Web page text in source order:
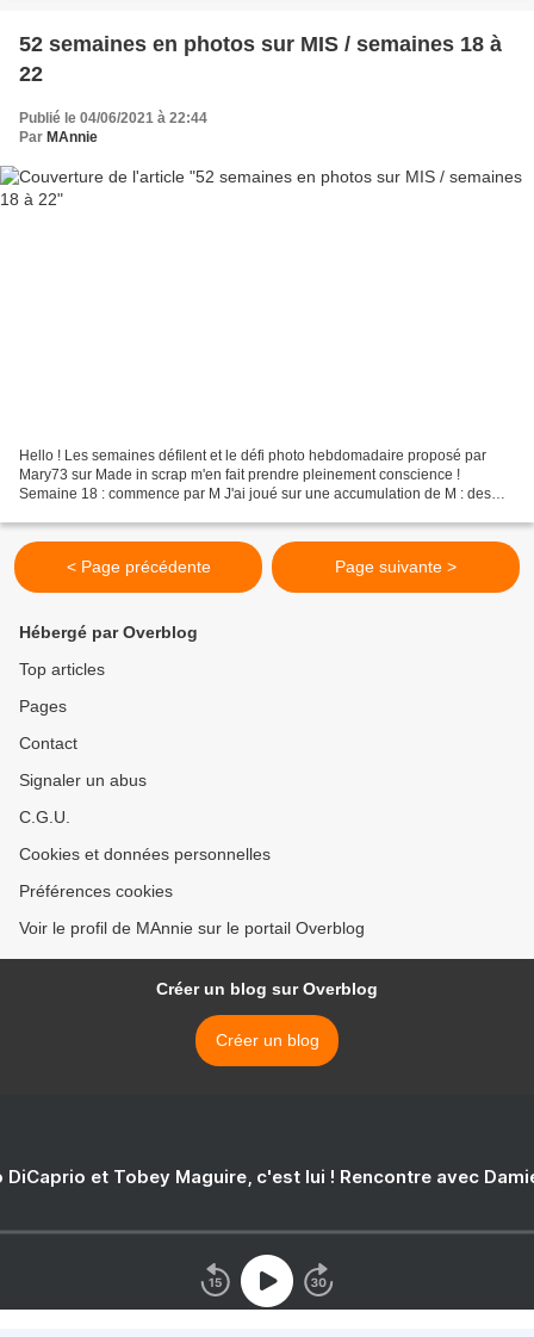
52 semaines en photos sur MIS / semaines 18 à
22
Publié le 04/06/2021 à 22:44
Par MAnnie
Hello ! Les semaines défilent et le défi photo hebdomadaire proposé par
Mary73 sur Made in scrap m'en fait prendre pleinement conscience !
Semaine 18 : commence par M J'ai joué sur une accumulation de M : des
< Page précédente Page suivante >
Hébergé par Overblog
Top articles
Pages
Contact
Signaler un abus
C.G.U.
Cookies et données personnelles
Préférences cookies
Voir le profil de MAnnie sur le portail Overblog
Créer un blog sur Overblog
Créer un blog
DiCaprio et Tobey Maguire, c'est lui ! Rencontre avec